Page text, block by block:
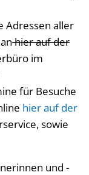
Adressen aller
hier auf der
im
für Besuche
hier auf der
sowie
und -